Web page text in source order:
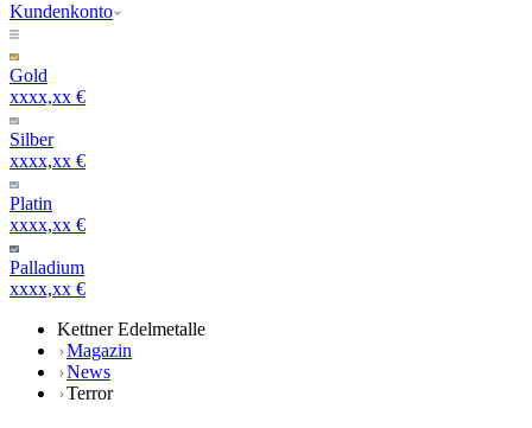
Kundenkonto
Gold
xxxx,xx €
Silber
xxxx,xx €
Platin
xxxx,xx €
Palladium
xxxx,xx €
Kettner Edelmetalle
Magazin
News
Terror